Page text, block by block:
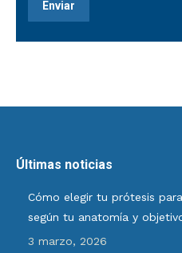
Últimas noticias
Cómo elegir tu prótesis
según tu anatomía y
3 marzo, 2026